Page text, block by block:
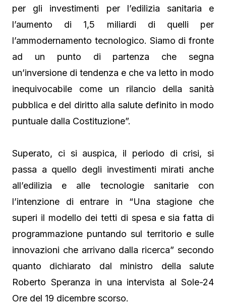
per gli investimenti per l’edilizia sanitaria e
l’aumento di 1,5 miliardi di quelli per
l’ammodernamento tecnologico. Siamo di fronte
ad un punto di partenza che segna
un’inversione di tendenza e che va letto in modo
inequivocabile come un rilancio della sanità
pubblica e del diritto alla salute definito in modo
puntuale dalla Costituzione”.
Superato, ci si auspica, il periodo di crisi, si
passa a quello degli investimenti mirati anche
all’edilizia e alle tecnologie sanitarie con
l’intenzione di entrare in “Una stagione che
superi il modello dei tetti di spesa e sia fatta di
programmazione puntando sul territorio e sulle
innovazioni che arrivano dalla ricerca” secondo
quanto dichiarato dal ministro della salute
Roberto Speranza in una intervista al Sole-24
Ore del 19 dicembre scorso.